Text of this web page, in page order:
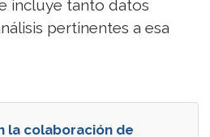
incluye tanto datos
pertinentes a esa
la colaboración de